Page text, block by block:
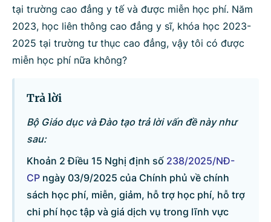
Lĩnh vực
Bộ ngành
Tìm kiếm Nhập lại
tại trường cao đẳng y tế và được miễn học phí. Năm
2023, học liên thông cao đẳng y sĩ, khóa học 2023-
2025 tại trường tư thục cao đẳng, vậy tôi có được
miễn học phí nữa không?
Trả lời
Bộ Giáo dục và Đào tạo trả lời vấn đề này như
sau:
Khoản 2 Điều 15 Nghị định số 238/2025/NĐ-
CP ngày 03/9/2025 của Chính phủ về chính
sách học phí, miễn, giảm, hỗ trợ học phí, hỗ trợ
chi phí học tập và giá dịch vụ trong lĩnh vực